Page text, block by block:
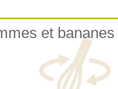
et bananes